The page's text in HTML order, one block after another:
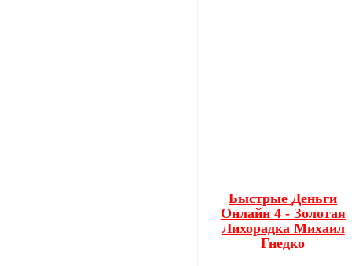
Быстрые Деньги
Онлайн 4 - Золотая
Лихорадка Михаил
Гнедко